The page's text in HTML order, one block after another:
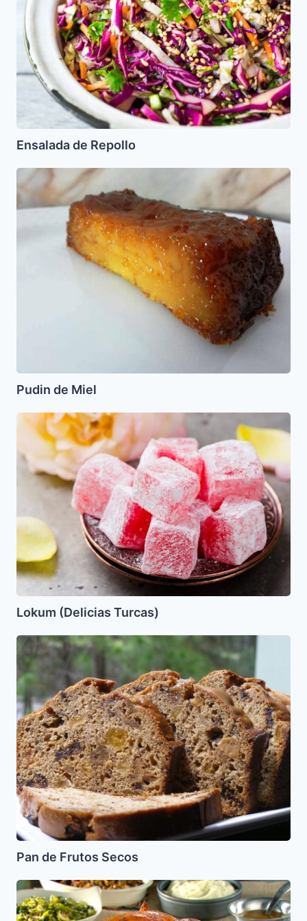
Ensalada de Repollo
Pudin
de
Miel
Pudin de Miel
Lokum
(Delicias
Turcas)
Lokum (Delicias Turcas)
Pan
de
Frutos
Secos
Pan de Frutos Secos
Pavo
Relleno